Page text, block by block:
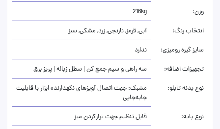
وزن: 216kg
انتخاب رنگ: آبی, قرمز, نارنجی, زرد, مشکی, سبز
سایز گیره رومیزی: ندارد
تجهیزات اضافه: سه راهی و سیم جمع کن | سطل زباله | پریز برق
نوع بدنه تابلو:
مشبک: جهت اتصال آویزهای نگهدارنده ابزار با قابلیت
جابه‌جایی
نوع پایه: قابل تنظیم جهت ترازکردن میز